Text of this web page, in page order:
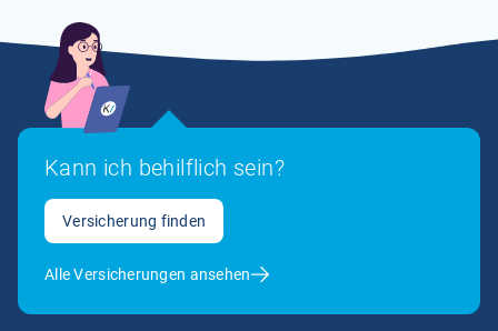
Kann ich behilflich sein?
Versicherung finden
Alle Versicherungen ansehen